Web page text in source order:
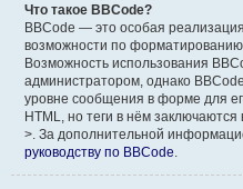
Что такое BBCode?
BBCode — это особая
возможности по
Возможность использования
администратором, однако
уровне сообщения в форме для
HTML, но теги в нём заключаются
>. За дополнительной
руководству по BBCode